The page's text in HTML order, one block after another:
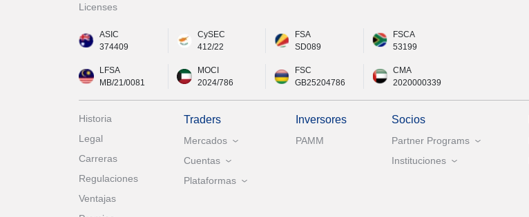
Licenses
ASIC
374409
CySEC
412/22
FSA
SD089
FSCA
53199
LFSA
MB/21/0081
MOCI
2024/786
FSC
GB25204786
CMA
2020000339
Historia
Legal
Carreras
Regulaciones
Ventajas
Traders
Mercados
Cuentas
Plataformas
Inversores
PAMM
Socios
Partner Programs
Instituciones